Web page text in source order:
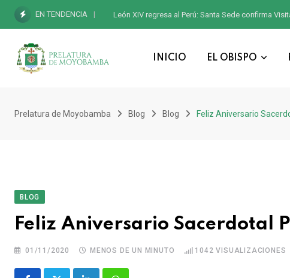
EN TENDENCIA León XIV regresa al Perú: Santa Sede confirma
INICIO EL OBISPO
Prelatura de Moyobamba Blog Blog Feliz Aniversario
BLOG
Feliz Aniversario Sacerdotal
01/11/2020 MENOS DE UN MINUTO 1042 VISUALIZACIONES